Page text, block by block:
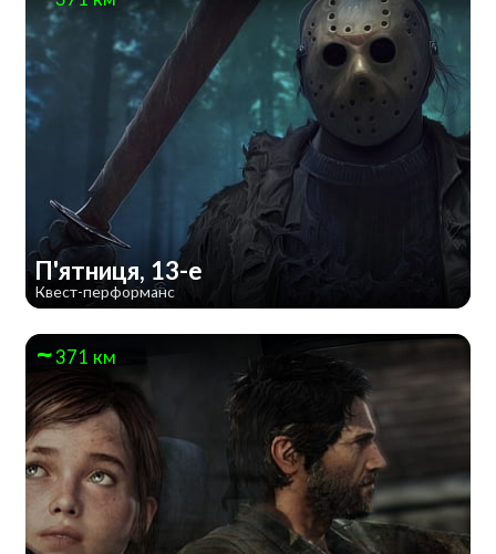
П'ятниця, 13-е
Квест-перформанс
371 км